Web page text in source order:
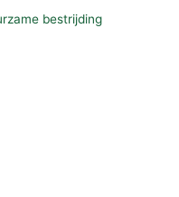
bestrijding